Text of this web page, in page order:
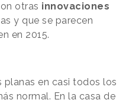
otras innovaciones
y que se parecen
en 2015.
planas en casi todos los
normal. En la casa de